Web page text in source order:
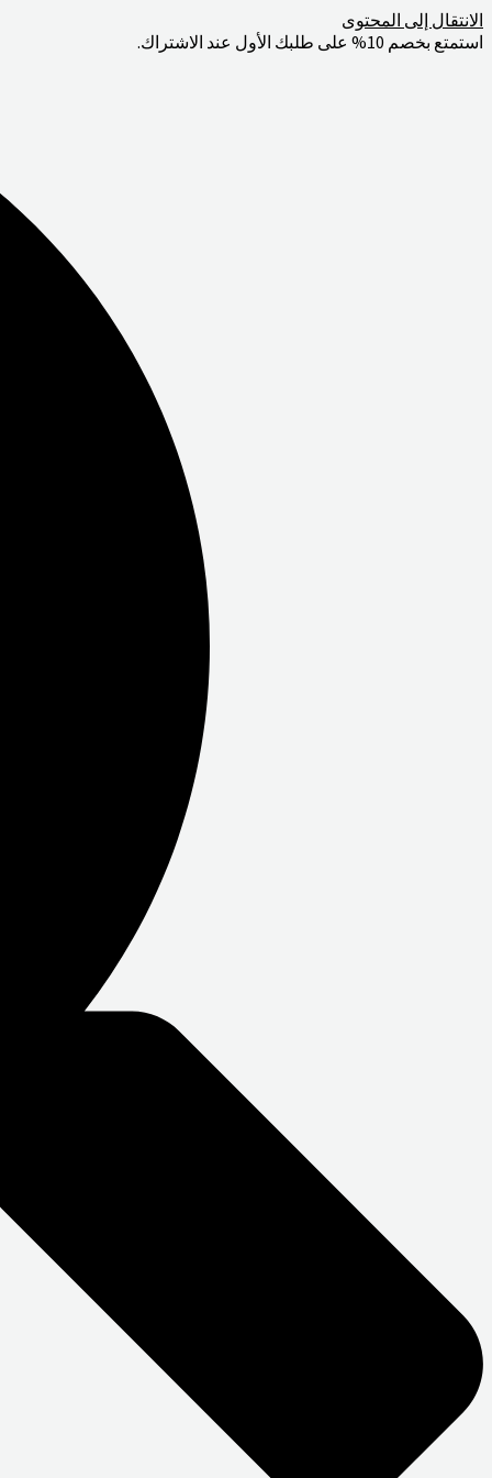
الانتقال إلى المحتوى
استمتع بخصم 10% على طلبك الأول عند الاشتراك.